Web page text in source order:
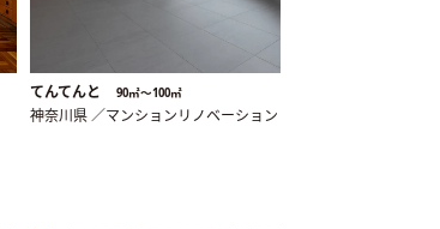
てんてんと 90㎡〜100㎡
神奈川県 ／マンションリノベーション